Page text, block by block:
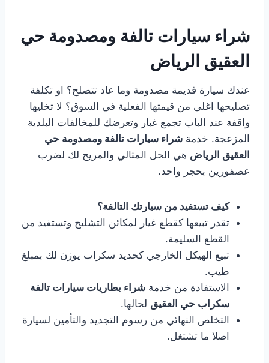
شراء سيارات تالفة ومصدومة حي
العقيق الرياض
عندك سيارة قديمة مصدومة وما عاد تتصلح؟ او تكلفة
تصليحها اغلى من قيمتها الفعلية في السوق؟ لا تخليها
واقفة عند الباب تجمع غبار وتعرضك للمخالفات البلدية
المزعجة. خدمة شراء سيارات تالفة ومصدومة حي
العقيق الرياض هي الحل المثالي والمريح لك لضرب
عصفورين بحجر واحد.
كيف تستفيد من سيارتك التالفة؟
تقدر تبيعها كقطع غيار لمكائن التشليح وتستفيد من
القطع السليمة.
تبيع الهيكل الخارجي كحديد سكراب يوزن لك بمبلغ
طيب.
الاستفادة من خدمة شراء بطاريات سيارات تالفة
سكراب حي العقيق لحالها.
التخلص النهائي من رسوم التجديد والتأمين لسيارة
اصلا ما تشتغل.